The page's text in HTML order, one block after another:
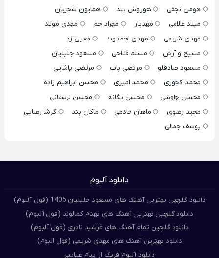
هومن نجفی
هوروش بند
همایون شجریان
میلاد غلامی
مهدیار مهراد جم
مهدی مولاد
مهدی شریفی
مهدی احمدوند
معین زد
مسیح و آرش
مسلم فتاحی
مسعود جلیلیان
مسعود صادقلو
مرتضی باب
مرتضی پاشایی
محمد کجوری
محمد امیری
محسن ابراهیم زاده
محسن چاوشی
محسن یگانه
محسن لرستانی
مجید رضوی
ماهان خادمی ماکان بند
گرشا رضایی
یوسف جمالی
دانلود آلبوم
دانلود گلچین بهترین آهنگ های مسعود جلیلیان 1405 (فول آلبوم)
دانلود گلچین بهترین آهنگ های بهنام کمالوند (فول آلبوم)
دانلود گلچین تمام آهنگ های فرشید نادری (فول آلبوم)
دانلود بهترین آهنگ های مهدی شریفی (فول البوم)
دانلود آلبوم فریک از پیام عباسی